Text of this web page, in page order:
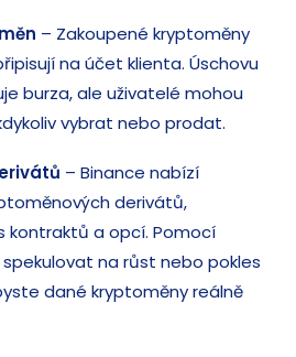
– Zakoupené kryptoměny
na účet klienta. Úschovu
burza, ale uživatelé mohou
vybrat nebo prodat.
– Binance nabízí
derivátů,
kontraktů a opcí. Pomocí
na růst nebo pokles
dané kryptoměny reálně